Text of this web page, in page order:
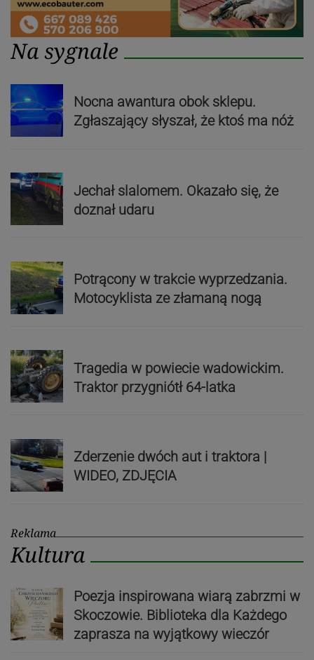
Na sygnale
Nocna awantura obok sklepu.
Zgłaszający słyszał, że ktoś ma nóż
Jechał slalomem. Okazało się, że
doznał udaru
Potrącony w trakcie wyprzedzania.
Motocyklista ze złamaną nogą
Tragedia w powiecie wadowickim.
Traktor przygniótł 64-latka
Zderzenie dwóch aut i traktora |
WIDEO, ZDJĘCIA
Reklama
Kultura
Poezja inspirowana wiarą zabrzmi w
Skoczowie. Biblioteka dla Każdego
zaprasza na wyjątkowy wieczór